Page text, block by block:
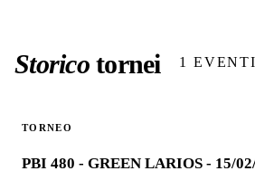
Storicotornei 1
TORNEO
PBI 480 - GREEN LARIOS - 15/